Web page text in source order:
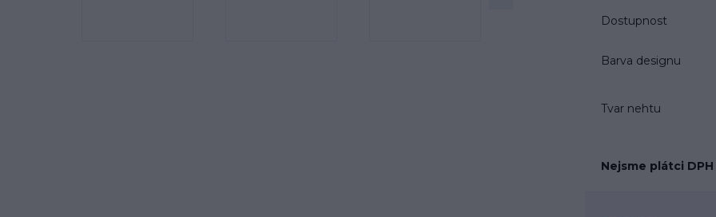
Dostupnost
Barva designu
Tvar nehtu
Nejsme plátci DPH